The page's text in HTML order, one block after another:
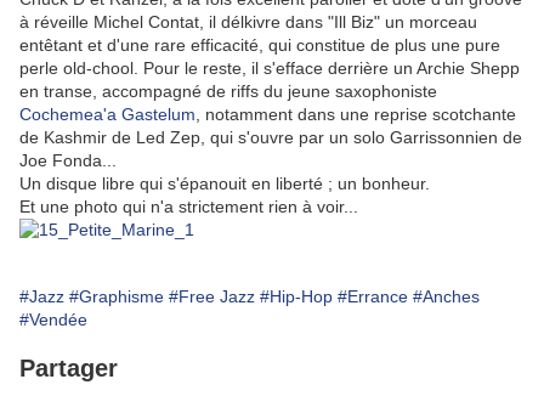
à réveille Michel Contat, il délkivre dans "Ill Biz" un morceau
entêtant et d'une rare efficacité, qui constitue de plus une pure
perle old-chool. Pour le reste, il s'efface derrière un Archie Shepp
en transe, accompagné de riffs du jeune saxophoniste
Cochemea'a Gastelum , notamment dans une reprise scotchante
de Kashmir de Led Zep, qui s'ouvre par un solo Garrissonnien de
Joe Fonda...
Un disque libre qui s'épanouit en liberté ; un bonheur.
Et une photo qui n'a strictement rien à voir...
#Jazz #Graphisme #Free Jazz #Hip-Hop #Errance #Anches
#Vendée
Partager